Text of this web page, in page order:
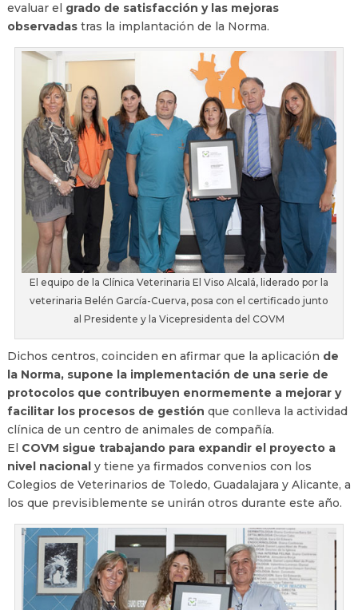
evaluar el grado de satisfacción y las mejoras
observadastras la implantación de la Norma.
El equipo de la Clínica Veterinaria El Viso Alcalá, liderado por la
veterinaria Belén García-Cuerva, posa con el certificado junto
al Presidente y la Vicepresidenta del COVM
Dichos centros, coinciden en afirmar que la aplicación de
la Norma, supone la implementación de una serie de
protocolos que contribuyen enormemente a mejorar y
facilitar los procesos de gestión que conlleva la actividad
clínica de un centro de animales de compañía.
El COVM sigue trabajando para expandir el proyecto a
nivel nacional y tiene ya firmados convenios con los
Colegios de Veterinarios de Toledo, Guadalajara y Alicante, a
los que previsiblemente se unirán otros durante este año.